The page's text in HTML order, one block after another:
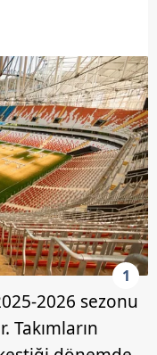
1
2026 sezonu
Takımların